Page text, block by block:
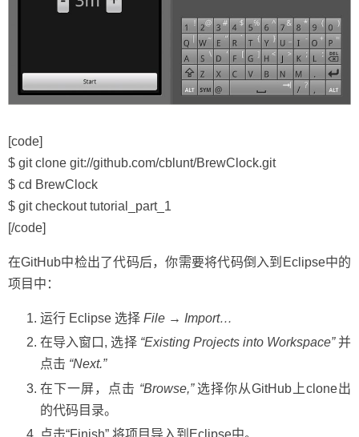
[code]
$ git clone git://github.com/cblunt/BrewClock.git
$ cd BrewClock
$ git checkout tutorial_part_1
[/code]
在GitHub中检出了代码后，你需要将代码倒入到Eclipse中的
项目中：
运行 Eclipse 选择 File → Import…
在导入窗口, 选择 “Existing Projects into Workspace”并
点击 “Next.”
在下一屏，点击 “Browse,” 选择你从GitHub上clone出
的代码目录。
点击“Finish” 将项目导入到Eclipse中。